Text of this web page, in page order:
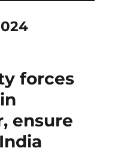
forces
ensure